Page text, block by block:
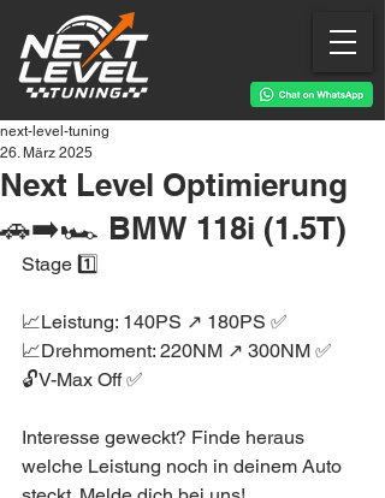
Next Level Optimierung
🚗➡️🏎 BMW 118i (1.5T)
next-level-tuning
26. März 2025
Stage 1️⃣
📈Leistung: 140PS ↗️ 180PS ✅
📈Drehmoment: 220NM ↗️ 300NM ✅
🔓V-Max Off ✅
Interesse geweckt? Finde heraus
welche Leistung noch in deinem Auto